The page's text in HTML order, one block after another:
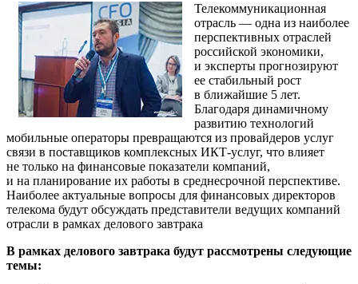
Телекоммуникационная
отрасль — одна из наиболее
перспективных отраслей
российской экономики,
и эксперты прогнозируют
ее стабильный рост
в ближайшие 5 лет.
Благодаря динамичному
развитию технологий
мобильные операторы превращаются из провайдеров услуг
связи в поставщиков комплексных ИКТ-услуг, что влияет
не только на финансовые показатели компаний,
и на планирование их работы в среднесрочной перспективе.
Наиболее актуальные вопросы для финансовых директоров
телекома будут обсуждать представители ведущих компаний
отрасли в рамках делового завтрака
В рамках делового завтрака будут рассмотрены следующие
темы: